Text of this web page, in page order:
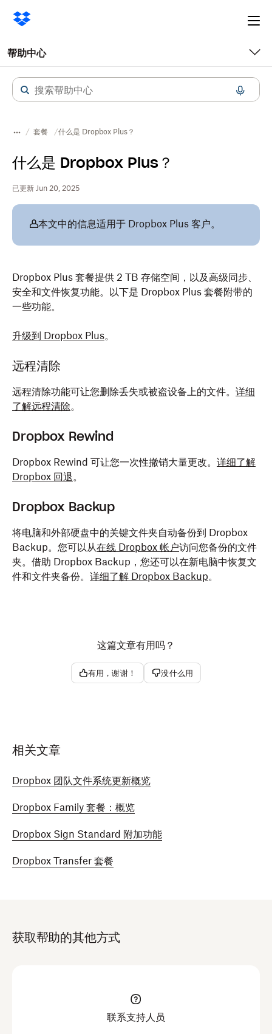
帮助中心
套餐 什么是 Dropbox Plus？
什么是 Dropbox Plus？
已更新 Jun 20, 2025
本文中的信息适用于 Dropbox Plus 客户。
Dropbox Plus 套餐提供 2 TB 存储空间，以及高级同步、
安全和文件恢复功能。以下是 Dropbox Plus 套餐附带的
一些功能。
升级到 Dropbox Plus。
远程清除
远程清除功能可让您删除丢失或被盗设备上的文件。 详细
了解远程清除。
Dropbox Rewind
Dropbox Rewind 可让您一次性撤销大量更改。 详细了解
Dropbox 回退。
Dropbox Backup
将电脑和外部硬盘中的关键文件夹自动备份到 Dropbox
Backup。您可以从在线 Dropbox 帐户访问您备份的文件
夹。借助 Dropbox Backup，您还可以在新电脑中恢复文
件和文件夹备份。 详细了解 Dropbox Backup。
这篇文章有用吗？
有用，谢谢！ 没什么用
相关文章
Dropbox 团队文件系统更新概览
Dropbox Family 套餐：概览
Dropbox Sign Standard 附加功能
Dropbox Transfer 套餐
获取帮助的其他方式
联系支持人员